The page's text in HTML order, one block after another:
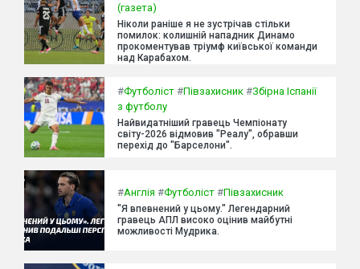
(газета)
Ніколи раніше я не зустрічав стільки
помилок: колишній нападник Динамо
прокоментував тріумф київської команди
над Карабахом.
#Футболіст #Півзахисник #Збірна Іспанії
з футболу
Найвидатніший гравець Чемпіонату
світу-2026 відмовив "Реалу", обравши
перехід до "Барселони".
#Англія #Футболіст #Півзахисник
"Я впевнений у цьому." Легендарний
гравець АПЛ високо оцінив майбутні
можливості Мудрика.